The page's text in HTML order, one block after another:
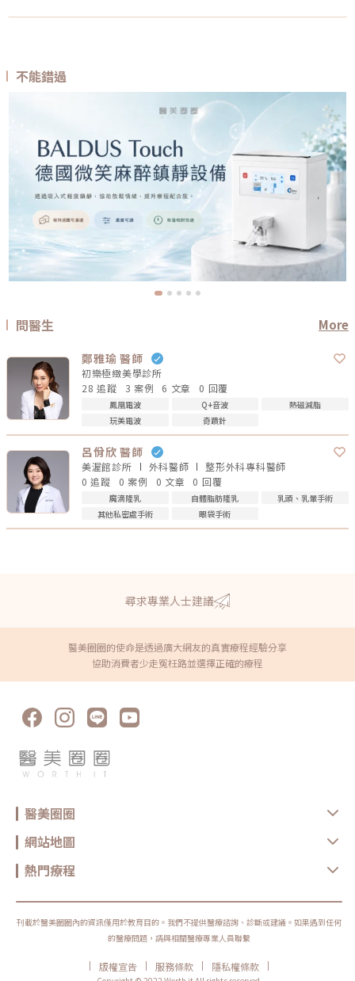
不能錯過
問醫生 More
鄭雅瑜 醫師
初樂極緻美學診所
28 追蹤
3 案例 6 文章 0 回覆
鳳凰電波 Q+音波
熱磁減脂
玩美電波
奇蹟針
呂佾欣 醫師
美渥館診所 外科醫師 整形外科專科醫師
0 追蹤
0 案例 0 文章 0 回覆
魔滴隆乳 自體脂肪隆乳
乳頭、乳暈手術
其他私密處手術
眼袋手術
尋求專業人士建議
醫美圈圈的使命是透過廣大網友的真實療程經驗分享
協助消費者少走冤枉路並選擇正確的療程
醫美圈圈
網站地圖
熱門療程
刊載於醫美圈圈內的資訊僅用於教育目的。我們不提供醫療諮詢、診斷或建議。如果遇到任何
的醫療問題，請與相關醫療專業人員聯繫
| 版權宣告 | 服務條款 | 隱私權條款
|